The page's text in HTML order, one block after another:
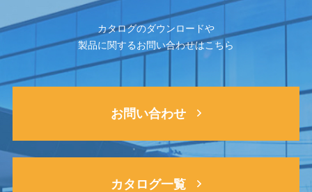
カタログのダウンロードや
製品に関するお問い合わせはこちら
お問い合わせ
カタログ一覧